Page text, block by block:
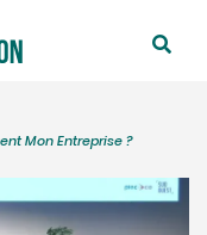
Mon Entreprise ?